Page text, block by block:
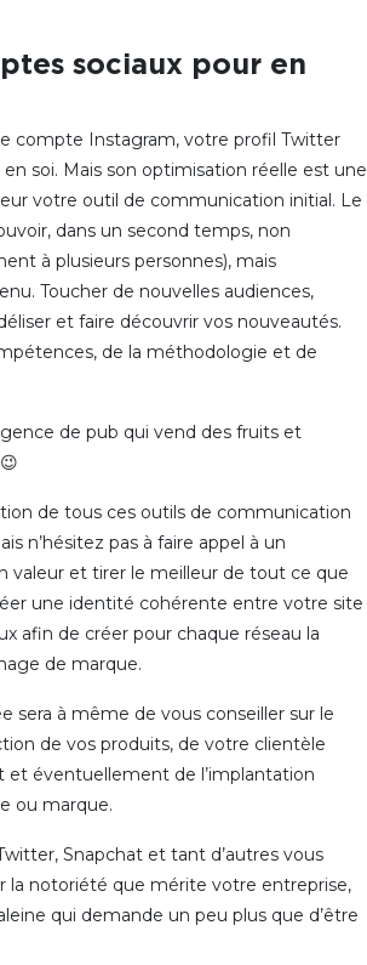
sociaux pour en
compte Instagram, votre profil Twitter
soi. Mais son optimisation réelle est une
votre outil de communication initial. Le
dans un second temps, non
à plusieurs personnes), mais
Toucher de nouvelles audiences,
et faire découvrir vos nouveautés.
de la méthodologie et de
de pub qui vend des fruits et
de tous ces outils de communication
n’hésitez pas à faire appel à un
valeur et tirer le meilleur de tout ce que
une identité cohérente entre votre site
afin de créer pour chaque réseau la
de marque.
sera à même de vous conseiller sur le
de vos produits, de votre clientèle
et éventuellement de l’implantation
ou marque.
Snapchat et tant d’autres vous
la notoriété que mérite votre entreprise,
qui demande un peu plus que d’être